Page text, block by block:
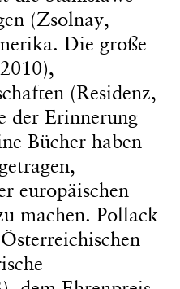
(Zsolnay,
Die große
(Residenz,
der Erinnerung
Bücher haben
europäischen
machen. Pollack